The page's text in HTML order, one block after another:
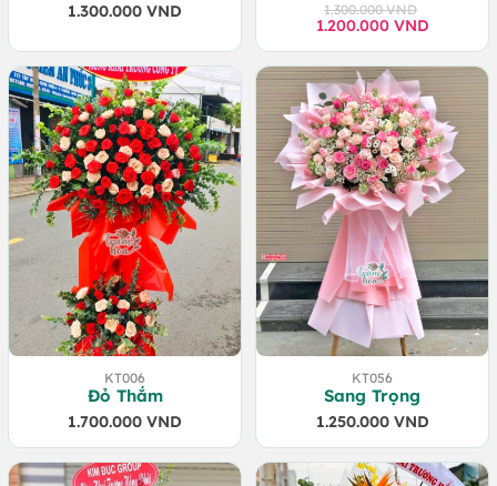
1.300.000 VND 1.300.000VND
Giá
1.300.000 VND.
1.200.000 VND
Giá
là:
1.200.000 VND.
KT006
Đỏ Thắm
1.700.000 VND
KT056
Sang Trọng
1.250.000 VND